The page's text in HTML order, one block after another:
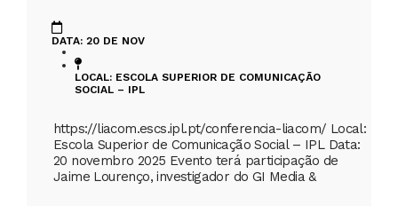
DATA: 20 DE NOV
LOCAL: ESCOLA SUPERIOR DE COMUNICAÇÃO
SOCIAL – IPL
https://liacom.escs.ipl.pt/conferencia-liacom/ Local:
Escola Superior de Comunicação Social – IPL Data:
20 novembro 2025 Evento terá participação de
Jaime Lourenço, investigador do GI Media &